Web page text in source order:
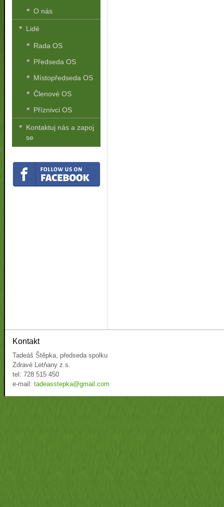
O nás
Lidé
Rada OS
Předseda OS
Místopředseda OS
Členové OS
Příznivci OS
Kontaktuj nás a zapoj
se
Kontakt
Tadeáš Štěpka, předseda spolku
Zdravé Letňany z.s.
tel: 728 515 450
e-mail: tadeasstepka@gmail.com